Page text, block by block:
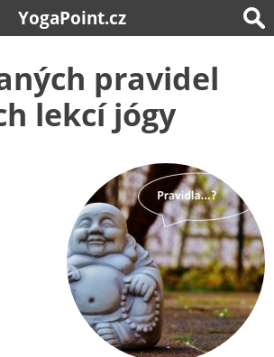
YogaPoint.cz
pravidel
lekcí jógy